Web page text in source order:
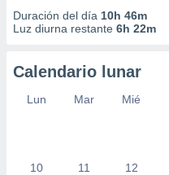
Duración del día 10h 46m
Luz diurna restante 6h 22m
Calendario lunar
Lun Mar Mié
10 11 12